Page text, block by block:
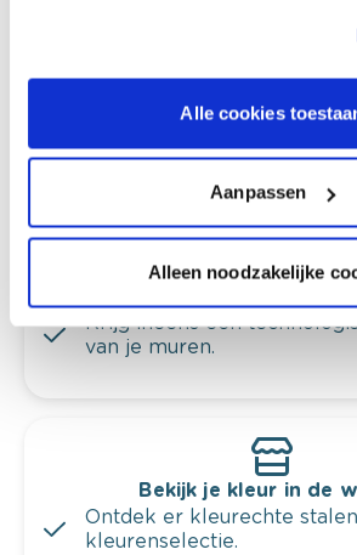
Alle cookies
Aanpassen
Alleen noodzakelijke
Kleuradvies aan
Ga samen met de
en je meubels.
Krijg ineens een
van je muren.
Bekijk je kleur in de
Ontdek er kleurechte
kleurenselectie.